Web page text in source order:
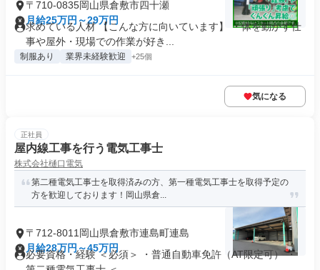
〒710-0835岡山県倉敷市四十瀬
月給25万円～29万円
求めている人材 【こんな方に向いています】 ・体を動かす仕
事や屋外・現場での作業が好き...
制服あり 業界未経験歓迎 +25個
気になる
正社員
屋内線工事を行う電気工事士
株式会社樋口電気
第二種電気工事士を取得済みの方、第一種電気工事士を取得予定の
方を歓迎しております！岡山県倉...
〒712-8011岡山県倉敷市連島町連島
月給28万円～45万円
必要資格・経験 ＜必須＞ ・普通自動車免許（AT限定可） ・